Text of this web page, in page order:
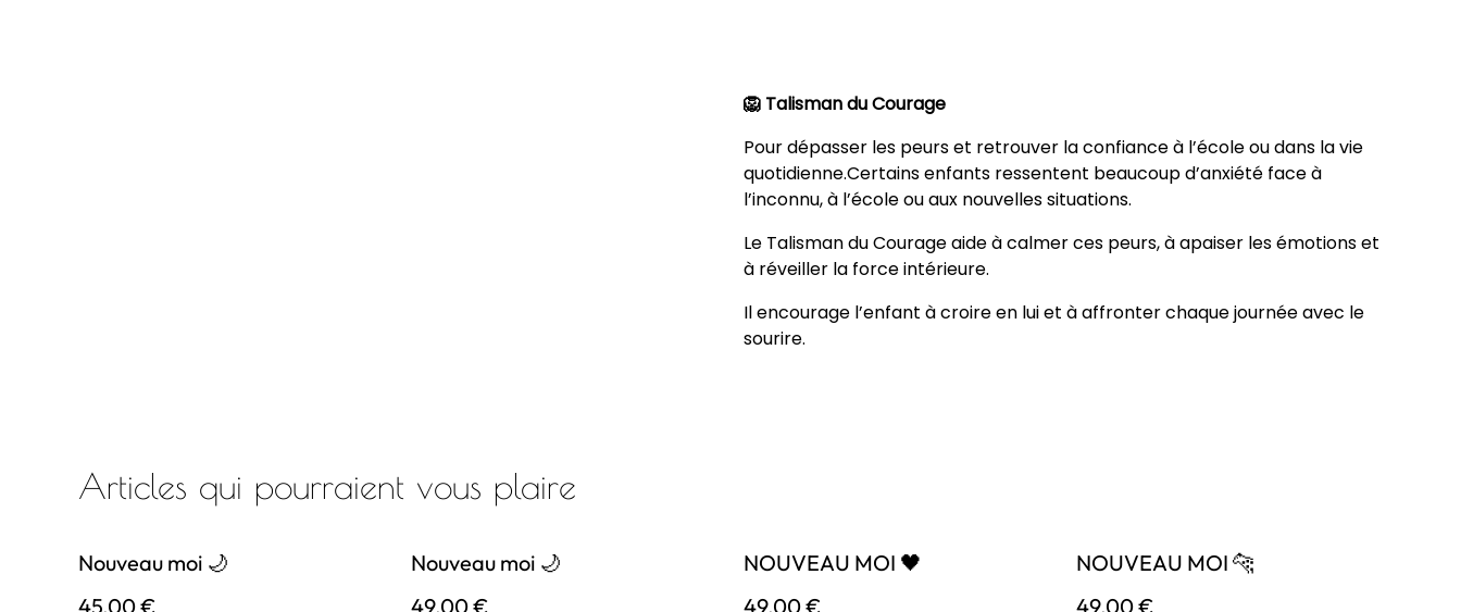
🦁 Talisman du Courage
Pour dépasser les peurs et retrouver la confiance à l’école ou dans la vie
quotidienne.Certains enfants ressentent beaucoup d’anxiété face à
l’inconnu, à l’école ou aux nouvelles situations.
Le Talisman du Courage aide à calmer ces peurs, à apaiser les émotions et
à réveiller la force intérieure.
Il encourage l’enfant à croire en lui et à affronter chaque journée avec le
sourire.
Articles qui pourraient vous plaire
Nouveau moi 🌙
45,00 €
Nouveau moi 🌙
49,00 €
NOUVEAU MOI 🖤
49,00 €
NOUVEAU MOI 🐆
49,00 €